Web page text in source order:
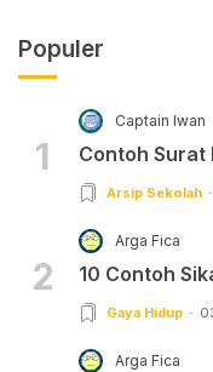
Populer
1
Captain Iwan
Contoh Surat
Arsip Sekolah
2
Arga Fica
10 Contoh
Gaya Hidup
Arga Fica